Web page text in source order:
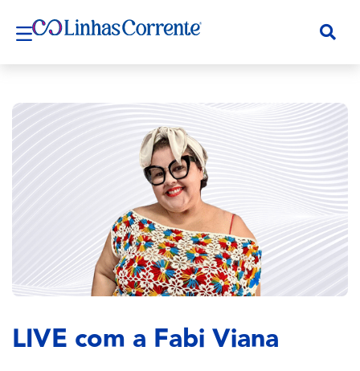
LIVE com a Fabi Viana